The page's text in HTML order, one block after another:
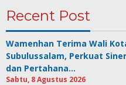
Recent Post
Wamenhan Terima Wali
Subulussalam, Perkuat
dan Pertahana…
Sabtu, 8 Agustus 2026